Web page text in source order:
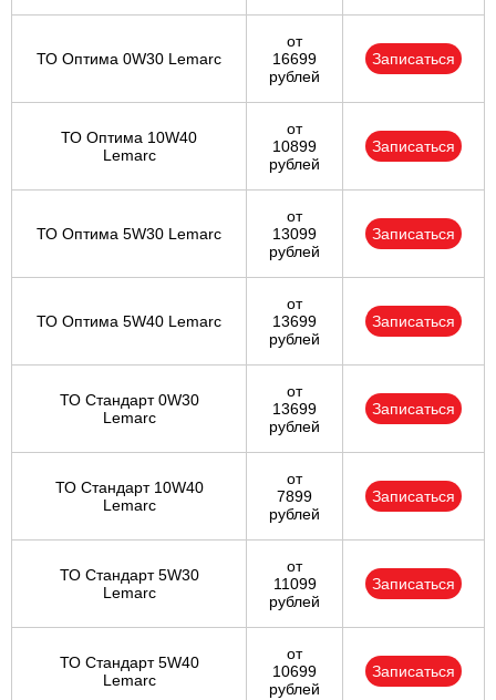
ТО Оптима 0W30 Lemarc
от
16699
рублей
Записаться
ТО Оптима 10W40
Lemarc
от
10899
рублей
Записаться
ТО Оптима 5W30 Lemarc
от
13099
рублей
Записаться
ТО Оптима 5W40 Lemarc
от
13699
рублей
Записаться
ТО Стандарт 0W30
Lemarc
от
13699
рублей
Записаться
ТО Стандарт 10W40
Lemarc
от
7899
рублей
Записаться
ТО Стандарт 5W30
Lemarc
от
11099
рублей
Записаться
ТО Стандарт 5W40
Lemarc
от
10699
рублей
Записаться